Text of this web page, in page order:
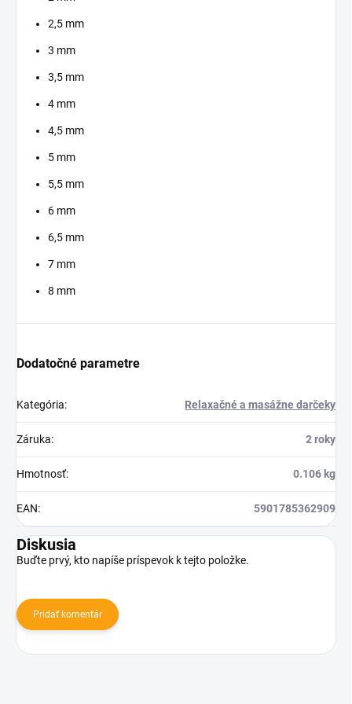
2,5 mm
3 mm
3,5 mm
4 mm
4,5 mm
5 mm
5,5 mm
6 mm
6,5 mm
7 mm
8 mm
Dodatočné parametre
Kategória: Relaxačné a masážne darčeky
Záruka: 2 roky
Hmotnosť: 0.106 kg
EAN: 5901785362909
Diskusia
Buďte prvý, kto napíše príspevok k tejto položke.
Pridať komentár